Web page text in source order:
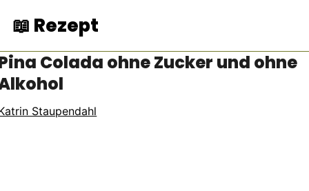
📖 Rezept
Colada ohne Zucker und ohne
Staupendahl